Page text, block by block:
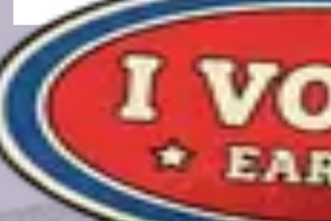
子邮件仅用于安排时间和在通话完成后
一家非营利所有的PBC公司。